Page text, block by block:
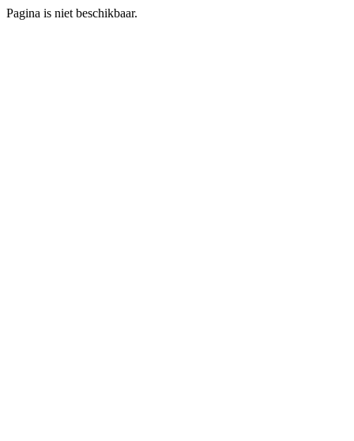
Pagina is niet beschikbaar.